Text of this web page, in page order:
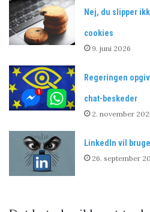
Nej, du slipper
cookies
9. juni 2026
Regeringen
chat-beskeder
2. november
LinkedIn vil
26. september